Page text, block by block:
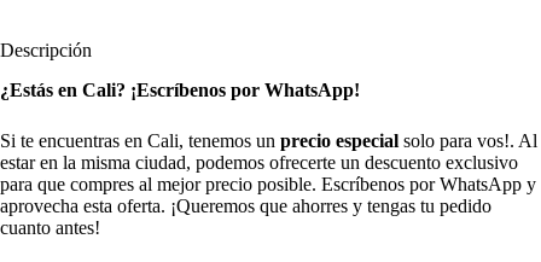
Descripción
¿Estás en Cali? ¡Escríbenos por WhatsApp!
Si te encuentras en Cali, tenemos un precio especial solo para vos!. Al
estar en la misma ciudad, podemos ofrecerte un descuento exclusivo
para que compres al mejor precio posible. Escríbenos por WhatsApp y
aprovecha esta oferta. ¡Queremos que ahorres y tengas tu pedido
cuanto antes!